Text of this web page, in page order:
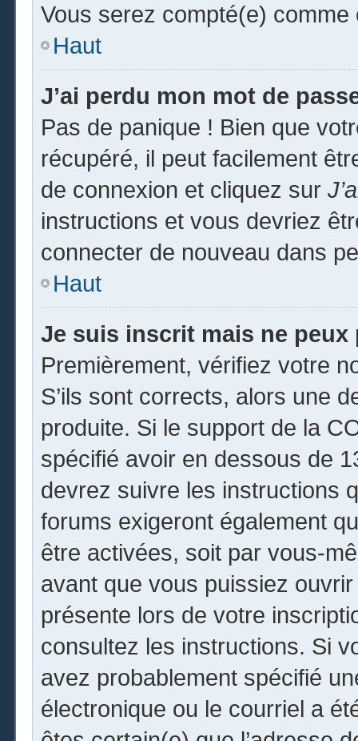
Vous serez compté(e)
Haut
J’ai perdu mon mot de
Pas de panique ! Bien que
récupéré, il peut facilement
de connexion et cliquez sur
instructions et vous devriez
connecter de nouveau dans
Haut
Je suis inscrit mais ne peux
Premièrement, vérifiez votre
S’ils sont corrects, alors une
produite. Si le support de la
spécifié avoir en dessous de
devrez suivre les instructions
forums exigeront également
être activées, soit par vous-
avant que vous puissiez
présente lors de votre
consultez les instructions. Si
avez probablement spécifié
électronique ou le courriel a